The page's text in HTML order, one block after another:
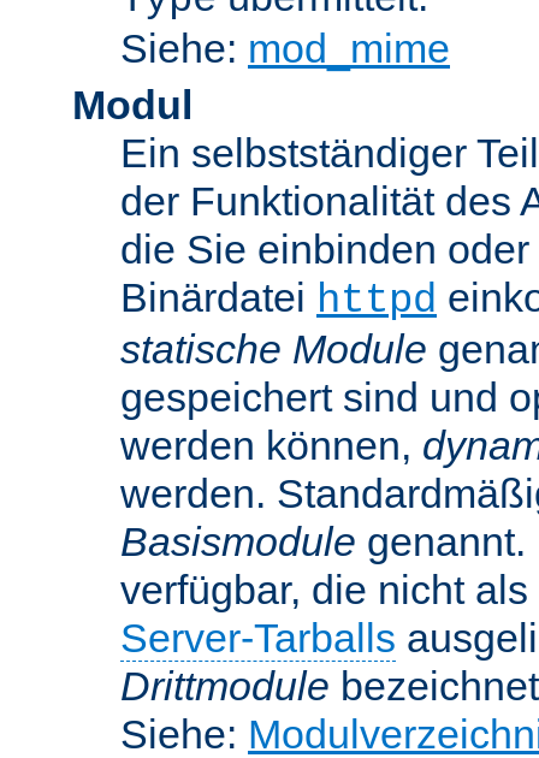
Siehe: mod_mime
Modul
Ein selbstständiger
der Funktionalität des
die Sie einbinden
Binärdatei httpd
statische Module
gespeichert sind und
werden können,
werden.
Basismodule genannt.
verfügbar, die nicht
Server-Tarballs
Drittmodule
Siehe: